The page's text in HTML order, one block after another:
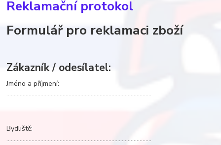
Reklamační protokol
Formulář pro reklamaci zboží
Zákazník / odesílatel:
Jméno a příjmení:
…...............................................................................................
Bydliště:
…...............................................................................................